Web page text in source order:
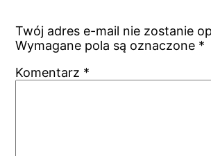
Twój adres e-mail nie zostanie
Wymagane pola są oznaczone *
Komentarz *